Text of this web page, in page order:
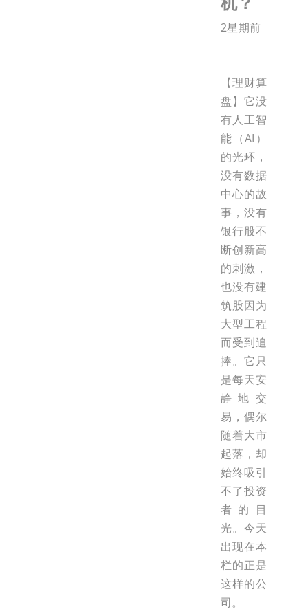
2星期前
【理财算
盘】它没
有人工智
能（AI）
的光环，
没有数据
中心的故
事，没有
银行股不
断创新高
的刺激，
也没有建
筑股因为
大型工程
而受到追
捧。它只
是每天安
静地交
易，偶尔
随着大市
起落，却
始终吸引
不了投资
者的目
光。今天
出现在本
栏的正是
这样的公
司。